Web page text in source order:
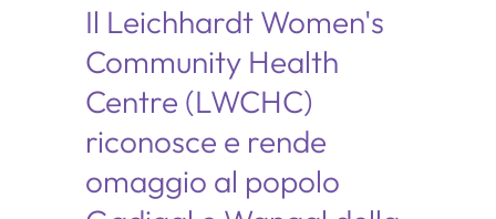
Il Leichhardt Women's
Community Health
Centre (LWCHC)
riconosce e rende
omaggio al popolo